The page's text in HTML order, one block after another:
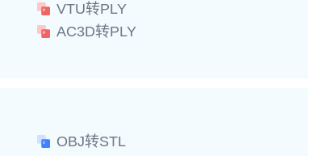
VTU转PLY
AC3D转PLY
OBJ转STL